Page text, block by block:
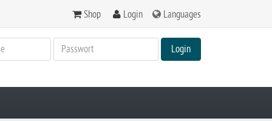
Languages
Shop Login